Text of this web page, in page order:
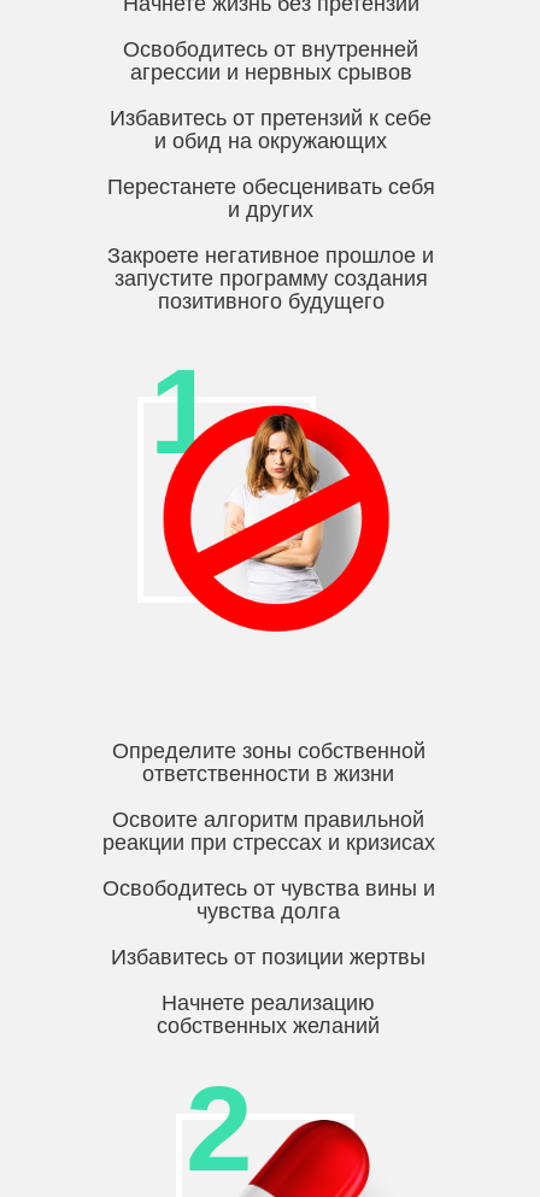
Освободитесь от внутренней
агрессии и нервных срывов
Избавитесь от претензий к себе
и обид на окружающих
Перестанете обесценивать себя
и других
Закроете негативное прошлое и
запустите программу создания
позитивного будущего
1
Определите зоны собственной
ответственности в жизни
Освоите алгоритм правильной
реакции при стрессах и кризисах
Освободитесь от чувства вины и
чувства долга
Избавитесь от позиции жертвы
Начнете реализацию
собственных желаний
2